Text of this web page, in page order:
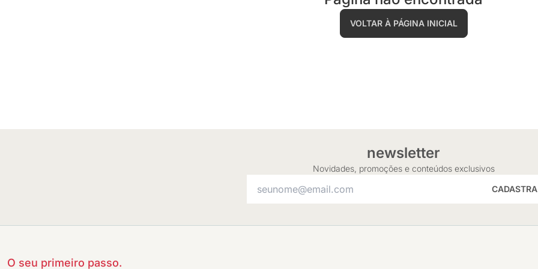
VOLTAR À PÁGINA INICIAL
newsletter
Novidades, promoções e conteúdos exclusivos
O seu primeiro passo.